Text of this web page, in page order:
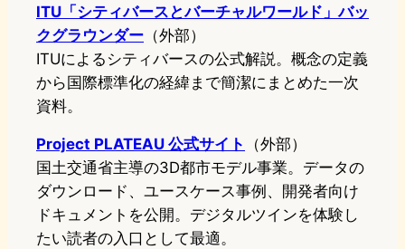
ITU「シティバースとバーチャルワールド」バッ
クグラウンダー （外部）
ITUによるシティバースの公式解説。概念の定義
から国際標準化の経緯まで簡潔にまとめた一次
資料。
Project PLATEAU 公式サイト
（外部）
国土交通省主導の3D都市モデル事業。データの
ダウンロード、ユースケース事例、開発者向け
ドキュメントを公開。デジタルツインを体験し
たい読者の入口として最適。